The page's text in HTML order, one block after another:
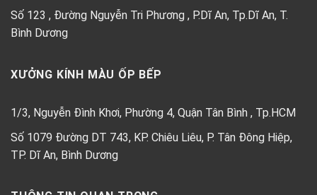
Số 123 , Đường Nguyễn Tri Phương , P.Dĩ An, Tp.Dĩ An, T.
Bình Dương
XƯỞNG KÍNH MÀU ỐP BẾP
1/3, Nguyễn Đình Khơi, Phường 4, Quận Tân Bình , Tp.HCM
Số 1079 Đường DT 743, KP. Chiêu Liêu, P. Tân Đông Hiệp,
TP. Dĩ An, Bình Dương